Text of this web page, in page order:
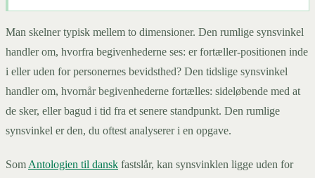
Man skelner typisk mellem to dimensioner. Den rumlige synsvinkel
handler om, hvorfra begivenhederne ses: er fortæller-positionen inde
i eller uden for personernes bevidsthed? Den tidslige synsvinkel
handler om, hvornår begivenhederne fortælles: sideløbende med at
de sker, eller bagud i tid fra et senere standpunkt. Den rumlige
synsvinkel er den, du oftest analyserer i en opgave.
Som Antologien til dansk fastslår, kan synsvinklen ligge uden for